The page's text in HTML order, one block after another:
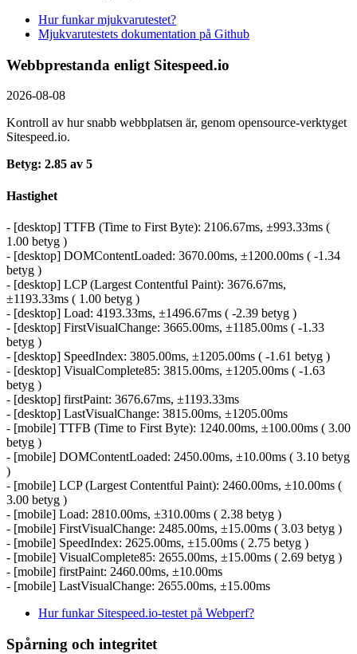
Hur funkar mjukvarutestet?
Mjukvarutestets dokumentation på Github
Webbprestanda enligt Sitespeed.io
2026-08-08
Kontroll av hur snabb webbplatsen är, genom opensource-verktyget
Sitespeed.io.
Betyg: 2.85 av 5
Hastighet
- [desktop] TTFB (Time to First Byte): 2106.67ms, ±993.33ms (
1.00 betyg )
- [desktop] DOMContentLoaded: 3670.00ms, ±1200.00ms ( -1.34
betyg )
- [desktop] LCP (Largest Contentful Paint): 3676.67ms,
±1193.33ms ( 1.00 betyg )
- [desktop] Load: 4193.33ms, ±1496.67ms ( -2.39 betyg )
- [desktop] FirstVisualChange: 3665.00ms, ±1185.00ms ( -1.33
betyg )
- [desktop] SpeedIndex: 3805.00ms, ±1205.00ms ( -1.61 betyg )
- [desktop] VisualComplete85: 3815.00ms, ±1205.00ms ( -1.63
betyg )
- [desktop] firstPaint: 3676.67ms, ±1193.33ms
- [desktop] LastVisualChange: 3815.00ms, ±1205.00ms
- [mobile] TTFB (Time to First Byte): 1240.00ms, ±100.00ms ( 3.00
betyg )
- [mobile] DOMContentLoaded: 2450.00ms, ±10.00ms ( 3.10 betyg
)
- [mobile] LCP (Largest Contentful Paint): 2460.00ms, ±10.00ms (
3.00 betyg )
- [mobile] Load: 2810.00ms, ±310.00ms ( 2.38 betyg )
- [mobile] FirstVisualChange: 2485.00ms, ±15.00ms ( 3.03 betyg )
- [mobile] SpeedIndex: 2625.00ms, ±15.00ms ( 2.75 betyg )
- [mobile] VisualComplete85: 2655.00ms, ±15.00ms ( 2.69 betyg )
- [mobile] firstPaint: 2460.00ms, ±10.00ms
- [mobile] LastVisualChange: 2655.00ms, ±15.00ms
Hur funkar Sitespeed.io-testet på Webperf?
Spårning och integritet